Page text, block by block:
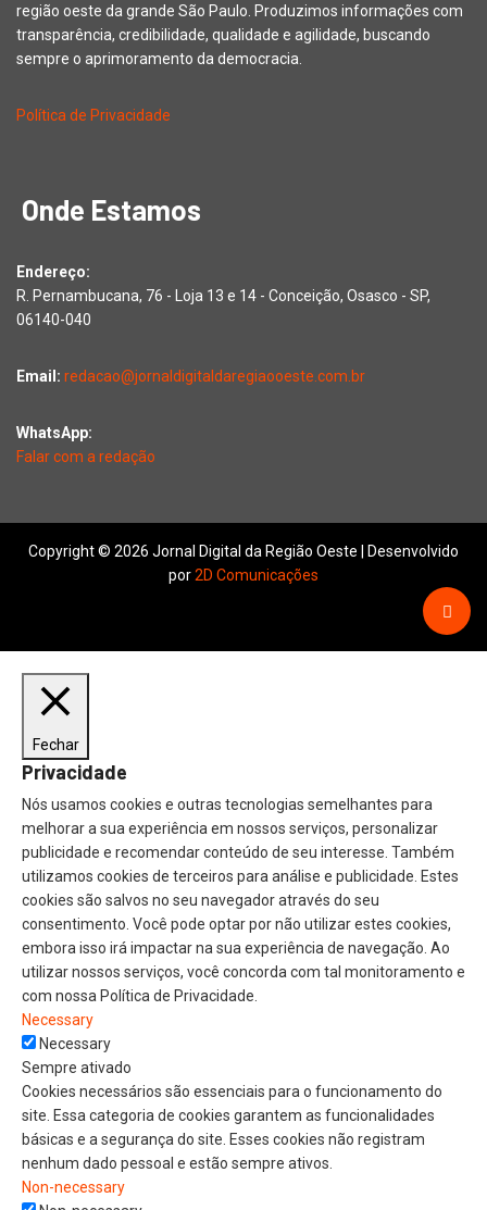
região oeste da grande São Paulo. Produzimos informações com
transparência, credibilidade, qualidade e agilidade, buscando
sempre o aprimoramento da democracia.
Política de Privacidade
Onde Estamos
Endereço:
R. Pernambucana, 76 - Loja 13 e 14 - Conceição, Osasco - SP,
06140-040
Email: redacao@jornaldigitaldaregiaooeste.com.br
WhatsApp:
Falar com a redação
Copyright © 2026 Jornal Digital da Região Oeste | Desenvolvido
por2D Comunicações
Fechar
Privacidade
Nós usamos cookies e outras tecnologias semelhantes para
melhorar a sua experiência em nossos serviços, personalizar
publicidade e recomendar conteúdo de seu interesse. Também
utilizamos cookies de terceiros para análise e publicidade. Estes
cookies são salvos no seu navegador através do seu
consentimento. Você pode optar por não utilizar estes cookies,
embora isso irá impactar na sua experiência de navegação. Ao
utilizar nossos serviços, você concorda com tal monitoramento e
com nossa Política de Privacidade.
Necessary
Necessary
Sempre ativado
Cookies necessários são essenciais para o funcionamento do
site. Essa categoria de cookies garantem as funcionalidades
básicas e a segurança do site. Esses cookies não registram
nenhum dado pessoal e estão sempre ativos.
Non-necessary